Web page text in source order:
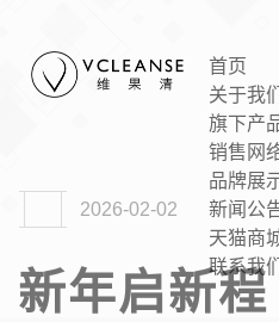
首页
关于我们
旗下产
销售网
品牌展
新闻公
天猫商
联系我们
2026-02-02
新年启新